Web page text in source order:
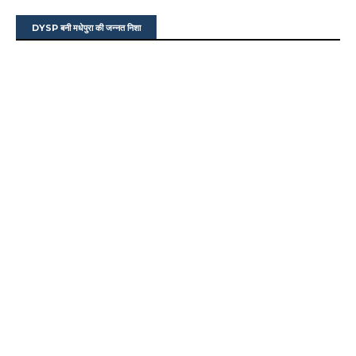
DYSP बनी मधेपुरा की जन्नत निशा